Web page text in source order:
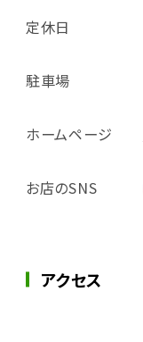
定休日
駐車場
ホームページ
お店のSNS
アクセス